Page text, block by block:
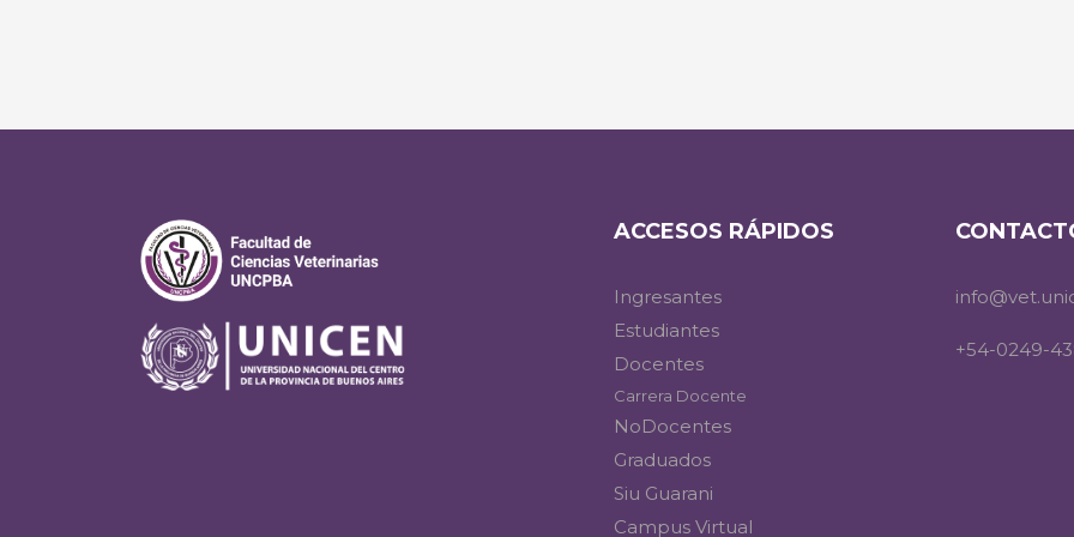
ACCESOS RÁPIDOS
Ingresantes
Estudiantes
Docentes
Carrera Docente
NoDocentes
Graduados
Siu Guarani
Campus Virtual
+54-0249-